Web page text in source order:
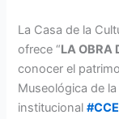
La Casa de la
ofrece “LA OBRA
conocer el
Museológica de
institucional#